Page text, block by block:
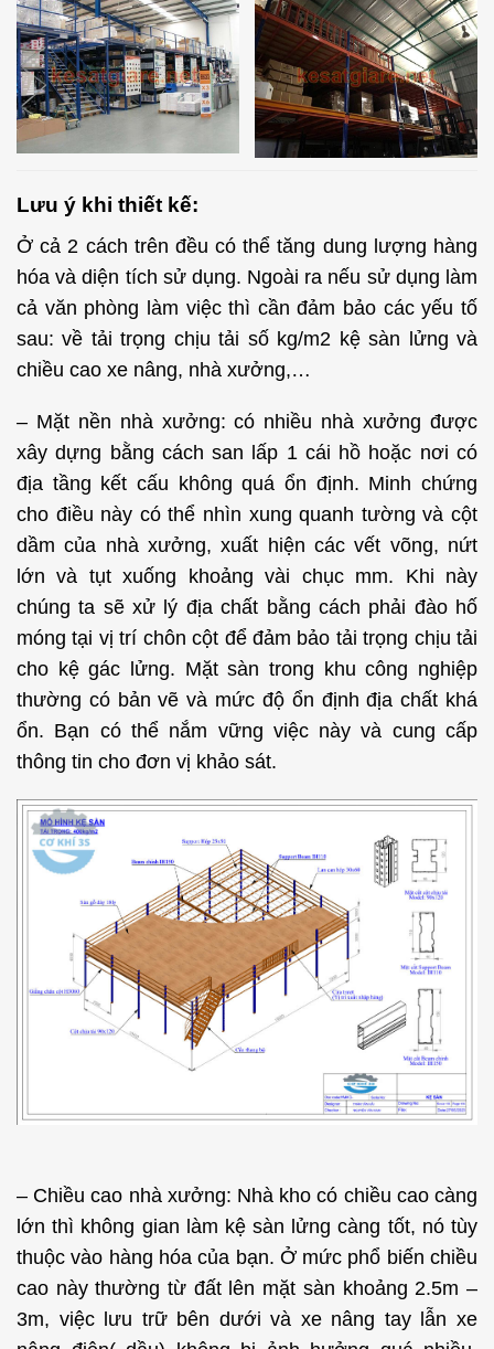
Lưu ý khi thiết kế:
Ở cả 2 cách trên đều có thể tăng dung lượng hàng
hóa và diện tích sử dụng. Ngoài ra nếu sử dụng làm
cả văn phòng làm việc thì cần đảm bảo các yếu tố
sau: về tải trọng chịu tải số kg/m2 kệ sàn lửng và
chiều cao xe nâng, nhà xưởng,…
– Mặt nền nhà xưởng: có nhiều nhà xưởng được
xây dựng bằng cách san lấp 1 cái hồ hoặc nơi có
địa tầng kết cấu không quá ổn định. Minh chứng
cho điều này có thể nhìn xung quanh tường và cột
dầm của nhà xưởng, xuất hiện các vết võng, nứt
lớn và tụt xuống khoảng vài chục mm. Khi này
chúng ta sẽ xử lý địa chất bằng cách phải đào hố
móng tại vị trí chôn cột để đảm bảo tải trọng chịu tải
cho kệ gác lửng. Mặt sàn trong khu công nghiệp
thường có bản vẽ và mức độ ổn định địa chất khá
ổn. Bạn có thể nắm vững việc này và cung cấp
thông tin cho đơn vị khảo sát.
– Chiều cao nhà xưởng: Nhà kho có chiều cao càng
lớn thì không gian làm kệ sàn lửng càng tốt, nó tùy
thuộc vào hàng hóa của bạn. Ở mức phổ biến chiều
cao này thường từ đất lên mặt sàn khoảng 2.5m –
3m, việc lưu trữ bên dưới và xe nâng tay lẫn xe